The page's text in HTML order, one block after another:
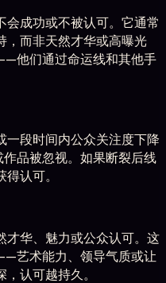
成功或不被认可。它通常
，而非天然才华或高曝光
他们通过命运线和其他手
一段时间内公众关注度下降
品被忽视。如果断裂后线
认可。
才华、魅力或公众认可。这
艺术能力、领导气质或让
认可越持久。